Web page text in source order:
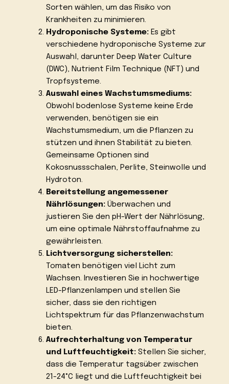
Sorten wählen, um das Risiko von
Krankheiten zu minimieren.
Hydroponische Systeme:Es gibt
verschiedene hydroponische Systeme zur
Auswahl, darunter Deep Water Culture
(DWC), Nutrient Film Technique (NFT) und
Tropfsysteme.
Auswahl eines Wachstumsmediums:
Obwohl bodenlose Systeme keine Erde
verwenden, benötigen sie ein
Wachstumsmedium, um die Pflanzen zu
stützen und ihnen Stabilität zu bieten.
Gemeinsame Optionen sind
Kokosnussschalen, Perlite, Steinwolle und
Hydroton.
Bereitstellung angemessener
Nährlösungen:Überwachen und
justieren Sie den pH-Wert der Nährlösung,
um eine optimale Nährstoffaufnahme zu
gewährleisten.
Lichtversorgung sicherstellen:
Tomaten benötigen viel Licht zum
Wachsen. Investieren Sie in hochwertige
LED-Pflanzenlampen und stellen Sie
sicher, dass sie den richtigen
Lichtspektrum für das Pflanzenwachstum
bieten.
Aufrechterhaltung von Temperatur
und Luftfeuchtigkeit:Stellen Sie sicher,
dass die Temperatur tagsüber zwischen
21-24°C liegt und die Luftfeuchtigkeit bei